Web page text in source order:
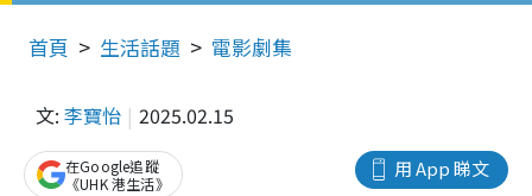
首頁 生活話題 電影劇集
文: 李寶怡 2025.02.15
用 App 睇文
在Google追蹤
《UHK 港生活》